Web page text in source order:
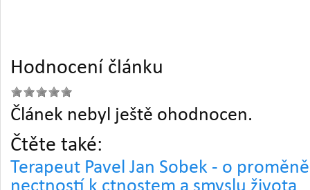
Hodnocení článku
Článek nebyl ještě ohodnocen.
Čtěte také:
Terapeut Pavel Jan Sobek - o